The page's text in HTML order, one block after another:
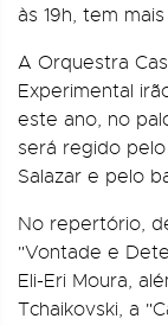
às 19h, tem
A Orquestra
Experimental
este ano, no
será regido
Salazar e pelo
No repertório,
"Vontade e
Eli-Eri Moura,
Tchaikovski, a